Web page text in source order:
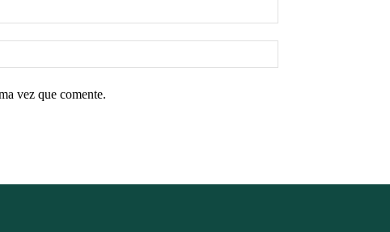
vez que comente.